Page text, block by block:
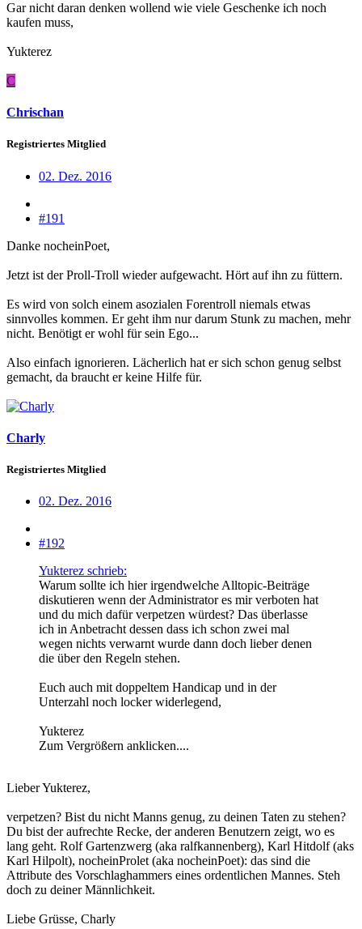
Gar nicht daran denken wollend wie viele Geschenke ich noch
kaufen muss,
Yukterez
C
Chrischan
Registriertes Mitglied
02. Dez. 2016
#191
Danke nocheinPoet,
Jetzt ist der Proll-Troll wieder aufgewacht. Hört auf ihn zu füttern.
Es wird von solch einem asozialen Forentroll niemals etwas
sinnvolles kommen. Er geht ihm nur darum Stunk zu machen, mehr
nicht. Benötigt er wohl für sein Ego...
Also einfach ignorieren. Lächerlich hat er sich schon genug selbst
gemacht, da braucht er keine Hilfe für.
Charly
Registriertes Mitglied
02. Dez. 2016
#192
Yukterez schrieb:
Warum sollte ich hier irgendwelche Alltopic-Beiträge
diskutieren wenn der Administrator es mir verboten hat
und du mich dafür verpetzen würdest? Das überlasse
ich in Anbetracht dessen dass ich schon zwei mal
wegen nichts verwarnt wurde dann doch lieber denen
die über den Regeln stehen.
Euch auch mit doppeltem Handicap und in der
Unterzahl noch locker widerlegend,
Yukterez
Zum Vergrößern anklicken....
Lieber Yukterez,
verpetzen? Bist du nicht Manns genug, zu deinen Taten zu stehen?
Du bist der aufrechte Recke, der anderen Benutzern zeigt, wo es
lang geht. Rolf Gartenzwerg (aka ralfkannenberg), Karl Hitdolf (aks
Karl Hilpolt), nocheinProlet (aka nocheinPoet): das sind die
Attribute des Vorschlaghammers eines ordentlichen Mannes. Steh
doch zu deiner Männlichkeit.
Liebe Grüsse, Charly